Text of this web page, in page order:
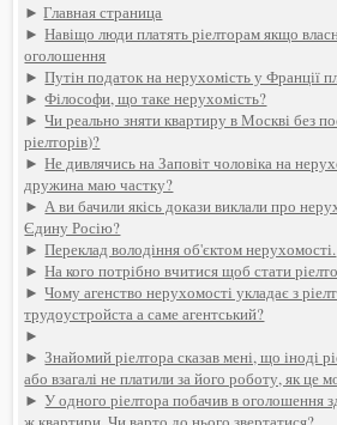
►Главная страница
►Навіщо люди платять ріелторам якщо
оголошення
►Путін податок на нерухомість у Франції
►Філософи, що таке нерухомість?
►Чи реально зняти квартиру в Москві без
ріелторів)?
►Не дивлячись на Заповіт чоловіка на
дружина маю частку?
►А ви бачили якісь докази виклали про
Єдину Росію?
►Переклад володіння об'єктом нерухомості.
►На кого потрібно вчитися щоб стати
►Чому агенство нерухомості укладає з
трудоустройста а саме агентський?
►
►Знайомий ріелтора сказав мені, що іноді
або взагалі не платили за його роботу, як це
►У одного ріелтора побачив в оголошення